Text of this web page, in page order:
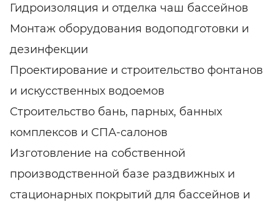
Гидроизоляция и отделка чаш бассейнов
Монтаж оборудования водоподготовки и
дезинфекции
Проектирование и строительство фонтанов
и искусственных водоемов
Строительство бань, парных, банных
комплексов и СПА-салонов
Изготовление на собственной
производственной базе раздвижных и
стационарных покрытий для бассейнов и